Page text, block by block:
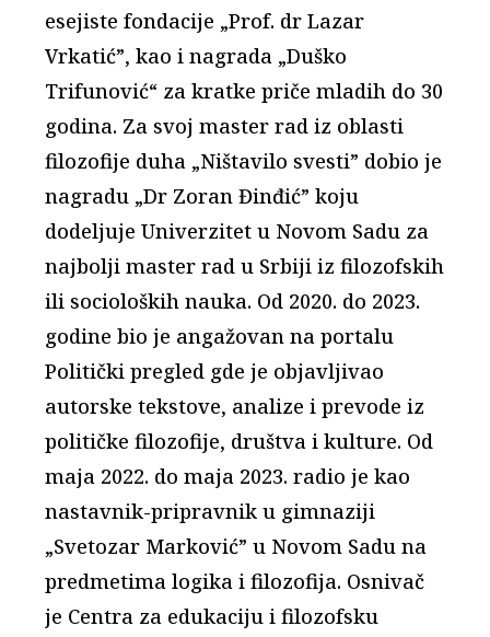
esejiste fondacije „Prof. dr Lazar
Vrkatić”, kao i nagrada „Duško
Trifunović“ za kratke priče mladih do 30
godina. Za svoj master rad iz oblasti
filozofije duha „Ništavilo svesti” dobio je
nagradu „Dr Zoran Đinđić” koju
dodeljuje Univerzitet u Novom Sadu za
najbolji master rad u Srbiji iz filozofskih
ili socioloških nauka. Od 2020. do 2023.
godine bio je angažovan na portalu
Politički pregled gde je objavljivao
autorske tekstove, analize i prevode iz
političke filozofije, društva i kulture. Od
maja 2022. do maja 2023. radio je kao
nastavnik-pripravnik u gimnaziji
„Svetozar Marković” u Novom Sadu na
predmetima logika i filozofija. Osnivač
je Centra za edukaciju i filozofsku